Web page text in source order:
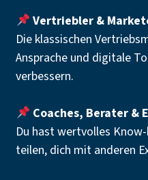
Vertriebler &
Die klassischen
Ansprache und digitale
verbessern.
Coaches, Berater &
Du hast wertvolles
teilen, dich mit anderen